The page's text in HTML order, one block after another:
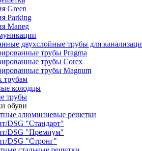
Green
Parking
Maneg
двухслойные трубы для
трубы Pragma
трубы Corex
трубы Magnum
трубам
колодцы
трубы
обуви
алюминиевые решетки
DSG "Стандарт"
DSG "Премиум"
DSG "Стронг"